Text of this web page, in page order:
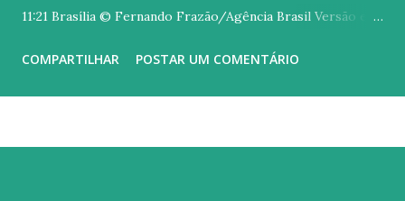
11:21 Brasília © Fernando Frazão/Agência Brasil Versão em
Superior do Trabalho (TST) e o Ministério Público do
COMPARTILHAR POSTAR UM COMENTÁRIO